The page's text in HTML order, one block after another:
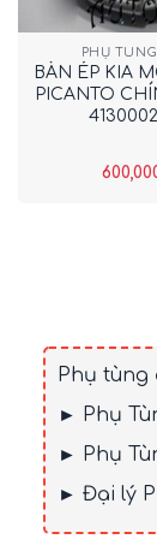
PHỤ
BÀN ÉP KIA
PICANTO
Phụ tùng
► Phụ
► Phụ
► Đại lý